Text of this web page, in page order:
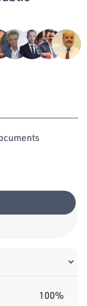
100%